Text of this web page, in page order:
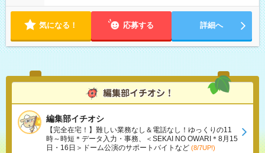
気になる！ 応募する 詳細へ
編集部イチオシ
【完全在宅！】難しい業務なし＆電話なし！ゆっくりの11
時～時短＊データ入力・事務、＜SEKAI NO OWARI＊8月15
日・16日＞ドーム公演のサポートバイトなど (8/7UP!)